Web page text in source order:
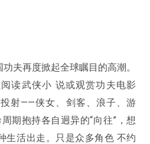
夫再度掀起全球瞩目的高潮。
读武侠小 说或观赏功夫电影
射——侠女、剑客、浪子、游
期抱持各自迥异的“向往”，想
生活出走。只是众多角色 不约